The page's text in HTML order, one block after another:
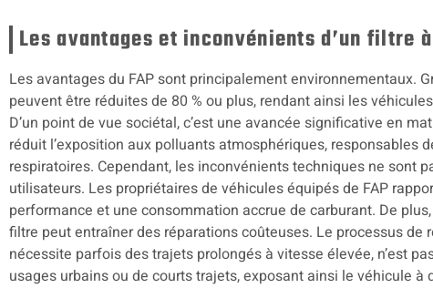
Les avantages et inconvénients d’un filtre
Les avantages du FAP sont principalement environnementaux.
peuvent être réduites de 80 % ou plus, rendant ainsi les
D’un point de vue sociétal, c’est une avancée significative en
réduit l’exposition aux polluants atmosphériques, responsables
respiratoires. Cependant, les inconvénients techniques ne sont
utilisateurs. Les propriétaires de véhicules équipés de FAP
performance et une consommation accrue de carburant. De
filtre peut entraîner des réparations coûteuses. Le processus de
nécessite parfois des trajets prolongés à vitesse élevée, n’est
usages urbains ou de courts trajets, exposant ainsi le véhicule